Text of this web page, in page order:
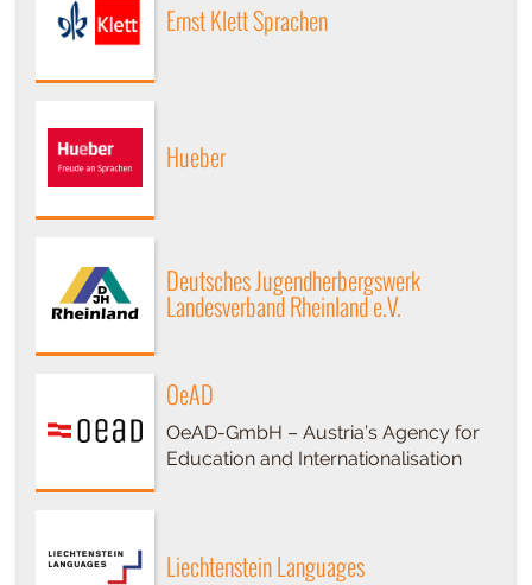
Ernst Klett Sprachen
Hueber
Deutsches Jugendherbergswerk
Landesverband Rheinland e.V.
OeAD
OeAD-GmbH – Austria’s Agency for
Education and Internationalisation
Liechtenstein Languages